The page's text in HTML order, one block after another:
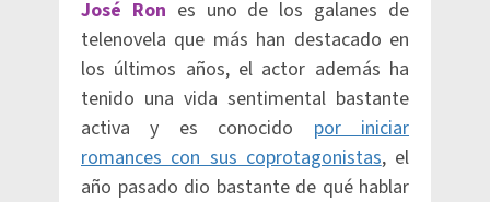
José Ron es uno de los galanes de
telenovela que más han destacado en
los últimos años, el actor además ha
tenido una vida sentimental bastante
activa y es conocido por iniciar
romances con sus coprotagonistas, el
año pasado dio bastante de qué hablar